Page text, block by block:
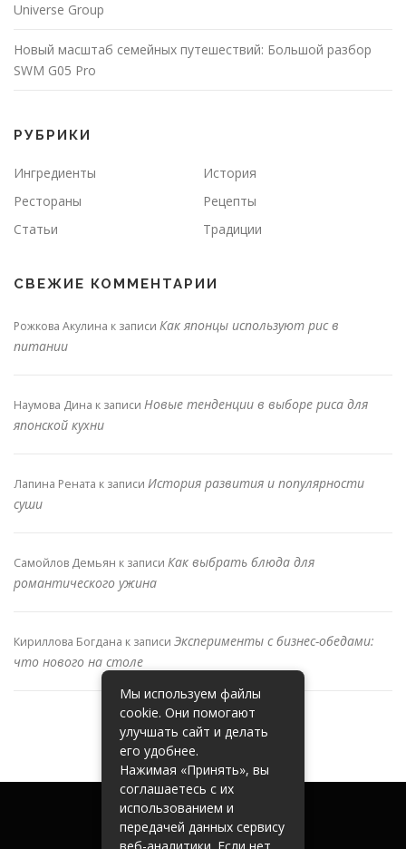
Universe Group
Новый масштаб семейных путешествий: Большой разбор
SWM G05 Pro
РУБРИКИ
Ингредиенты
История
Рестораны
Рецепты
Статьи
Традиции
СВЕЖИЕ КОММЕНТАРИИ
Рожкова Акулина к записи Как японцы используют рис в
питании
Наумова Дина к записи Новые тенденции в выборе риса для
японской кухни
Лапина Рената к записи История развития и популярности
суши
Самойлов Демьян к записи Как выбрать блюда для
романтического ужина
Кириллова Богдана к записи Эксперименты с бизнес-обедами:
что нового на столе
Мы используем файлы
cookie. Они помогают
улучшать сайт и делать
его удобнее.
Нажимая «Принять», вы
соглашаетесь с их
использованием и
передачей данных сервису